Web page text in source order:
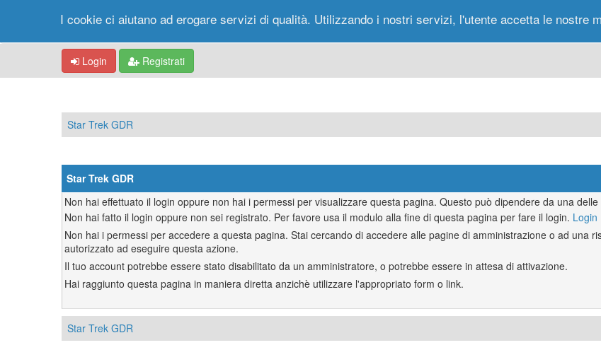
Portale Forum Nuovi Messaggi
Login Registrati
Star Trek GDR
Star Trek GDR
Non hai effettuato il login oppure non hai i permessi per visualizzare questa pagina. Questo può dipendere da una
Non hai fatto il login oppure non sei registrato. Per favore usa il modulo alla fine di questa pagina per fare il login. Login
Non hai i permessi per accedere a questa pagina. Stai cercando di accedere alle pagine di amministrazione o ad una
autorizzato ad eseguire questa azione.
Il tuo account potrebbe essere stato disabilitato da un amministratore, o potrebbe essere in attesa di attivazione.
Hai raggiunto questa pagina in maniera diretta anzichè utilizzare l'appropriato form o link.
Star Trek GDR
I cookie ci aiutano ad erogare servizi di qualità. Utilizzando i nostri servizi, l'utente accetta le nostre